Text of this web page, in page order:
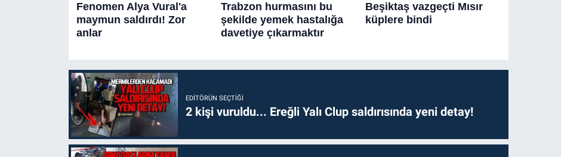
EDITÖRÜN SEÇTIĞI
2 kişi vuruldu... Ereğli Yalı Clup saldırısında yeni detay!